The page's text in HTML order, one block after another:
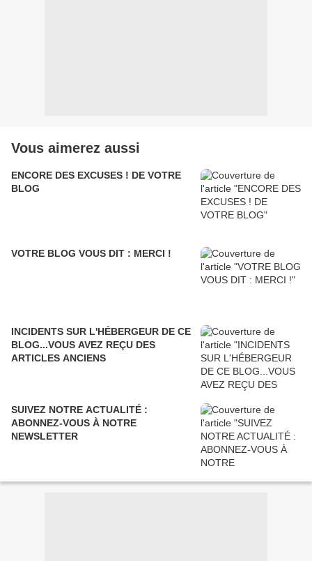
Vous aimerez aussi
ENCORE DES EXCUSES ! DE VOTRE
BLOG
VOTRE BLOG VOUS DIT : MERCI !
INCIDENTS SUR L'HÉBERGEUR DE CE
BLOG...VOUS AVEZ REÇU DES
ARTICLES ANCIENS
SUIVEZ NOTRE ACTUALITÉ :
ABONNEZ-VOUS À NOTRE
NEWSLETTER